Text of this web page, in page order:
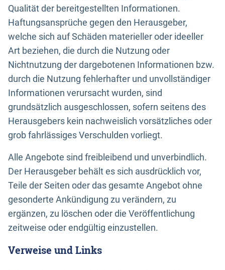
Qualität der bereitgestellten Informationen.
Haftungsansprüche gegen den Herausgeber,
welche sich auf Schäden materieller oder ideeller
Art beziehen, die durch die Nutzung oder
Nichtnutzung der dargebotenen Informationen bzw.
durch die Nutzung fehlerhafter und unvollständiger
Informationen verursacht wurden, sind
grundsätzlich ausgeschlossen, sofern seitens des
Herausgebers kein nachweislich vorsätzliches oder
grob fahrlässiges Verschulden vorliegt.
Alle Angebote sind freibleibend und unverbindlich.
Der Herausgeber behält es sich ausdrücklich vor,
Teile der Seiten oder das gesamte Angebot ohne
gesonderte Ankündigung zu verändern, zu
ergänzen, zu löschen oder die Veröffentlichung
zeitweise oder endgültig einzustellen.
Verweise und Links